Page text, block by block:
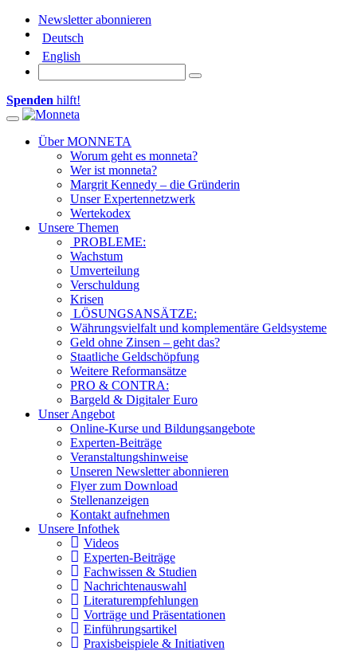
Newsletter abonnieren
Deutsch
English
Spenden hilft!
Toggle navigation
Über MONNETA
Worum geht es monneta?
Wer ist monneta?
Margrit Kennedy – die Gründerin
Unser Expertennetzwerk
Wertekodex
Unsere Themen
PROBLEME:
Wachstum
Umverteilung
Verschuldung
Krisen
LÖSUNGSANSÄTZE:
Währungsvielfalt und komplementäre Geldsysteme
Geld ohne Zinsen – geht das?
Staatliche Geldschöpfung
Weitere Reformansätze
PRO & CONTRA:
Bargeld & Digitaler Euro
Unser Angebot
Online-Kurse und Bildungsangebote
Experten-Beiträge
Veranstaltungshinweise
Unseren Newsletter abonnieren
Flyer zum Download
Stellenanzeigen
Kontakt aufnehmen
Unsere Infothek
Videos
Experten-Beiträge
Fachwissen & Studien
Nachrichtenauswahl
Literaturempfehlungen
Vorträge und Präsentationen
Einführungsartikel
Praxisbeispiele & Initiativen